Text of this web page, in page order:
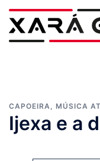
Skip
content
CAPOEIRA MÚSICA
Ijexa e a